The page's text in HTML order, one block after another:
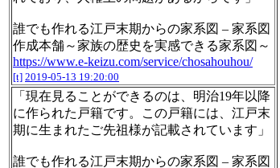
誰でも作れる江戸末期からの家系図 – 家系図
作成本舗～家族の歴史を実感できる家系図～
https://www.e-keizu.com/service/chosahouhou/
[t] 2019-05-13 19:20:00
「現在見ることができるのは、明治19年以降
に作られた戸籍です。この戸籍には、江戸末
期に生まれたご先祖様が記載されています」
誰でも作れる江戸末期からの家系図 – 家系図